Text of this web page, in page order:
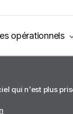
opérationnels
qui n'est plus